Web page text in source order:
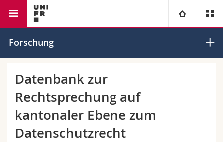
Universität
Campus
Forschung
Theologische Fak.
Rechtswissenschaftliche Fak.
Informationen für
Studieninteressierte
Ressourcen
Rechtswissenschaftliche Fakultät Institut für Europarecht
Forschung
Datenbank zur
Rechtsprechung auf
kantonaler Ebene zum
Datenschutzrecht